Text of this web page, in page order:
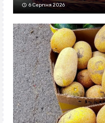
6 Серпня 2026